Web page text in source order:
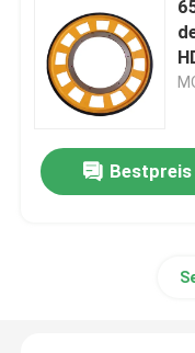
Rolltreppen-Bahn
Rolltreppen-
Rolltreppen-Prüfer
Bestpreis